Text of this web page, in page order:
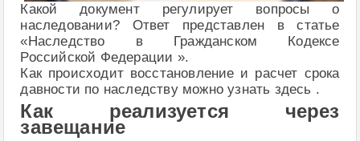
Какой документ регулирует вопросы о
наследовании? Ответ представлен в статье
«Наследство в Гражданском Кодексе
Российской Федерации ».
Как происходит восстановление и расчет срока
давности по наследству можно узнать здесь .
Как реализуется через
завещание